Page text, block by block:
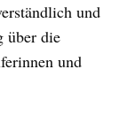
und
über die
und